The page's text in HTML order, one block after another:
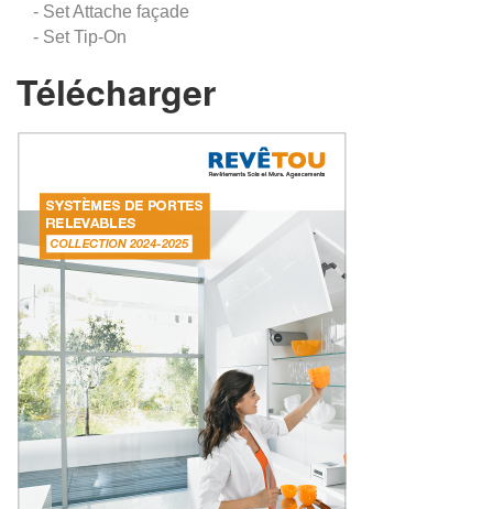
- Set Attache façade
- Set Tip-On
Télécharger